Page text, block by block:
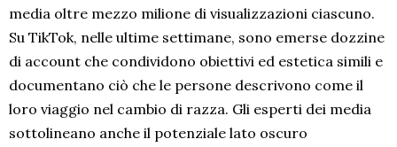
media oltre mezzo milione di visualizzazioni ciascuno.
Su TikTok, nelle ultime settimane, sono emerse dozzine
di account che condividono obiettivi ed estetica simili e
documentano ciò che le persone descrivono come il
loro viaggio nel cambio di razza. Gli esperti dei media
sottolineano anche il potenziale lato oscuro